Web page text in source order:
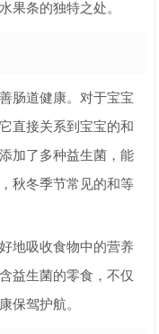
果条的独特之处。
肠道健康。对于宝宝
直接关系到宝宝的和
加了多种益生菌，能
秋冬季节常见的和等
地吸收食物中的营养
益生菌的零食，不仅
保驾护航。